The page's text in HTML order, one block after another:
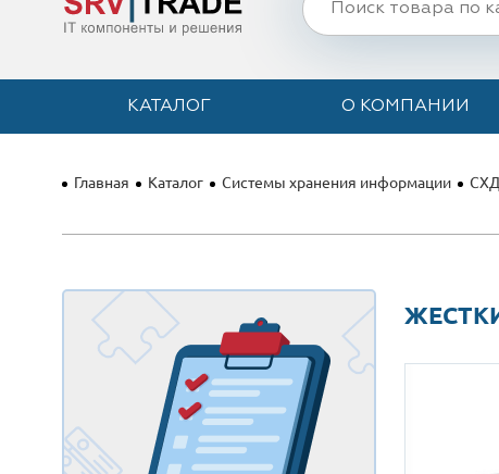
КАТАЛОГ О КОМПАНИИ
Главная Каталог Системы хранения информации